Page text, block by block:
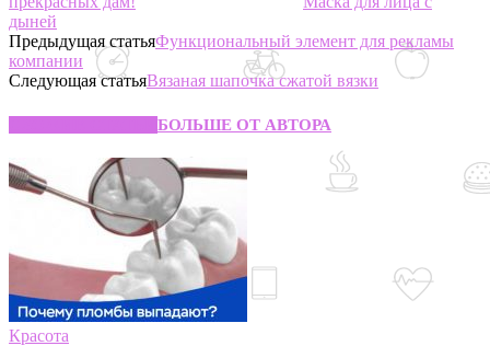
дыней
Предыдущая статьяФункциональный элемент для рекламы
компании
Следующая статьяВязаная шапочка сжатой вязки
БОЛЬШЕ ОТ АВТОРА
Красота